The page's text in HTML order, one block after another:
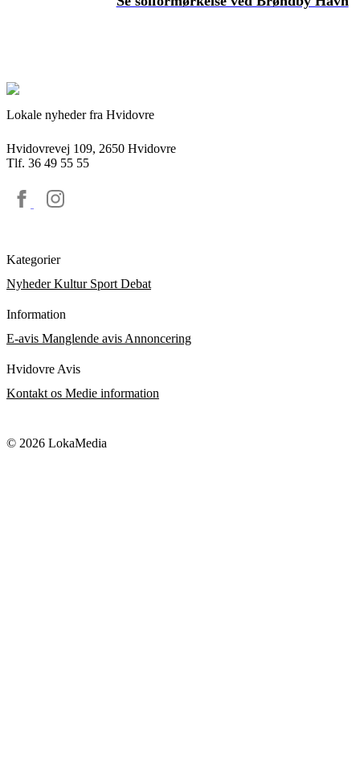
Lokale nyheder fra Hvidovre
Hvidovrevej 109, 2650 Hvidovre
Tlf. 36 49 55 55
Kategorier
NyhederKultur Sport Debat
Information
E-avis Manglende avis Annoncering
Hvidovre Avis
Kontakt os Medie information
© 2026 LokaMedia